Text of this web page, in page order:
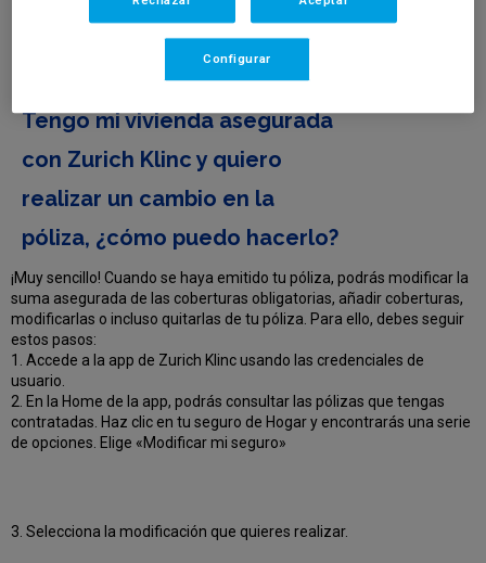
Tengo mi vivienda asegurada
con Zurich Klinc y quiero
realizar un cambio en la
póliza, ¿cómo puedo hacerlo?
¡Muy sencillo! Cuando se haya emitido tu póliza, podrás modificar la
suma asegurada de las coberturas obligatorias, añadir coberturas,
modificarlas o incluso quitarlas de tu póliza. Para ello, debes seguir
estos pasos:
1. Accede a la app de Zurich Klinc usando las credenciales de
usuario.
2. En la Home de la app, podrás consultar las pólizas que tengas
contratadas. Haz clic en tu seguro de Hogar y encontrarás una serie
de opciones. Elige «Modificar mi seguro»
3. Selecciona la modificación que quieres realizar.
Configurar